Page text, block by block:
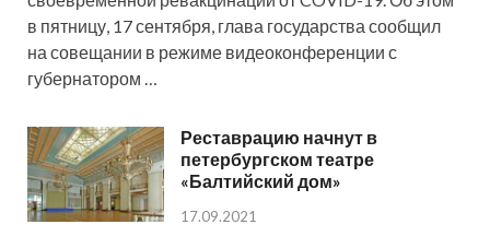
в пятницу, 17 сентября, глава государства сообщил
на совещании в режиме видеоконференции с
губернатором …
Реставрацию начнут в
петербургском театре
«Балтийский дом»
17.09.2021